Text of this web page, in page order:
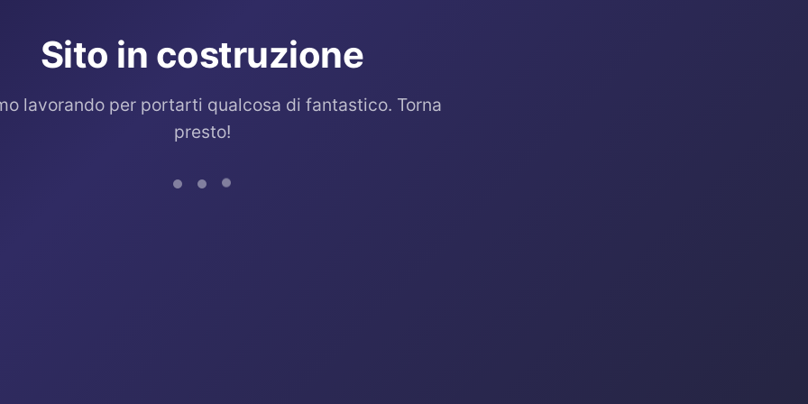
Sito in costruzione
lavorando per portarti qualcosa di fantastico. Torna
presto!